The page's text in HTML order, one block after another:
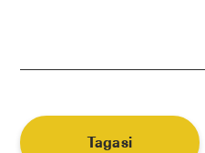
Tagasi